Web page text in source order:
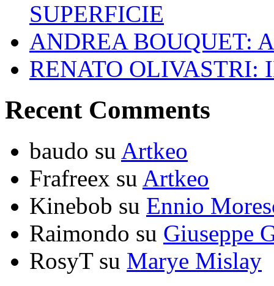
SUPERFICIE
ANDREA BOUQUET:
RENATO OLIVASTRI:
Recent Comments
baudo su Artkeo
Frafreex su Artkeo
Kinebob su Ennio
Raimondo su Giuseppe
RosyTsu Marye Mislay